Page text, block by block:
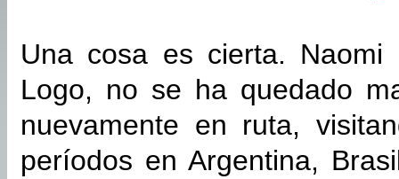
Una cosa es cierta.
Logo, no se ha quedado
nuevamente en ruta,
períodos en Argentina,